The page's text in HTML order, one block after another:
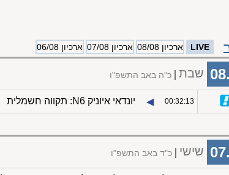
LIVE ארכיון 08/08 ארכיון 07/08 ארכיון 06/08
שבת כ"ה באב התשפ"ו
00:32:13
◀︎ יונדאי איוניק N6: תקווה חשמלית
שישי כ"ד באב התשפ"ו